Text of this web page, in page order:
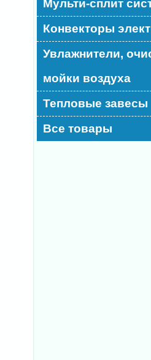
Мульти-сплит
Конвекторы
Увлажнители,
мойки воздуха
Тепловые завесы
Все товары